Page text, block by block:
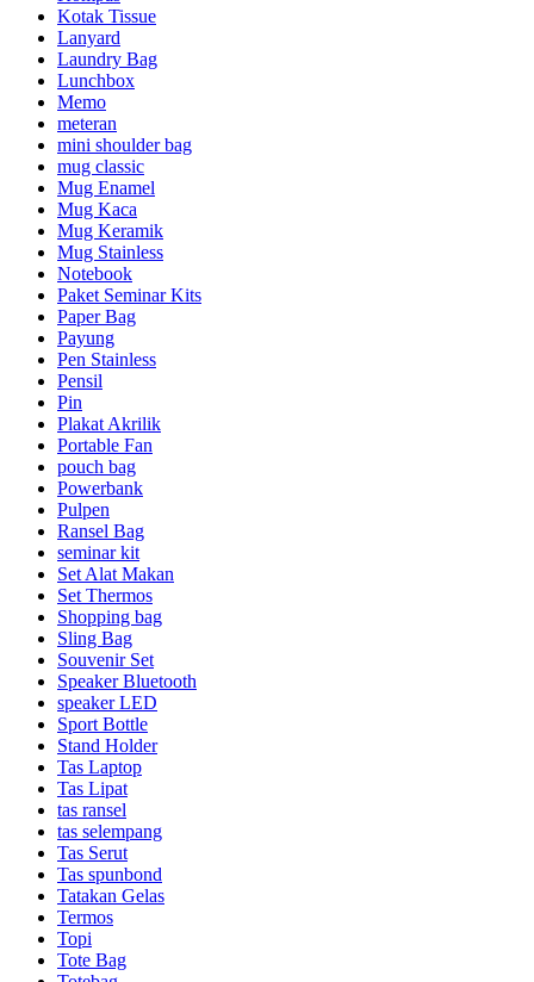
Kotak Tissue
Lanyard
Laundry Bag
Lunchbox
Memo
meteran
mini shoulder bag
mug classic
Mug Enamel
Mug Kaca
Mug Keramik
Mug Stainless
Notebook
Paket Seminar Kits
Paper Bag
Payung
Pen Stainless
Pensil
Pin
Plakat Akrilik
Portable Fan
pouch bag
Powerbank
Pulpen
Ransel Bag
seminar kit
Set Alat Makan
Set Thermos
Shopping bag
Sling Bag
Souvenir Set
Speaker Bluetooth
speaker LED
Sport Bottle
Stand Holder
Tas Laptop
Tas Lipat
tas ransel
tas selempang
Tas Serut
Tas spunbond
Tatakan Gelas
Termos
Topi
Tote Bag